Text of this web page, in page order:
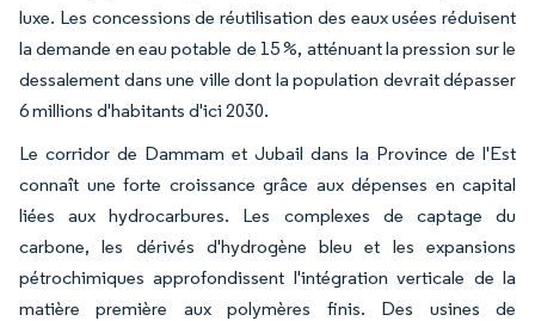
luxe. Les concessions de réutilisation des eaux usées réduisent
la demande en eau potable de 15 %, atténuant la pression sur le
dessalement dans une ville dont la population devrait dépasser
6 millions d'habitants d'ici 2030.
Le corridor de Dammam et Jubail dans la Province de l'Est
connaît une forte croissance grâce aux dépenses en capital
liées aux hydrocarbures. Les complexes de captage du
carbone, les dérivés d'hydrogène bleu et les expansions
pétrochimiques approfondissent l'intégration verticale de la
matière première aux polymères finis. Des usines de